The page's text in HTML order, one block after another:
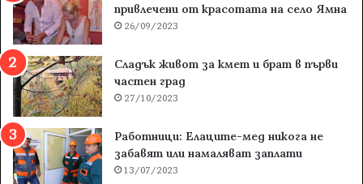
привлечени от красотата на село Ямна
26/09/2023
Сладък живот за кмет и брат в първи
частен град
27/10/2023
Работници: Елаците-мед никога не
забавят или намаляват заплати
13/07/2023